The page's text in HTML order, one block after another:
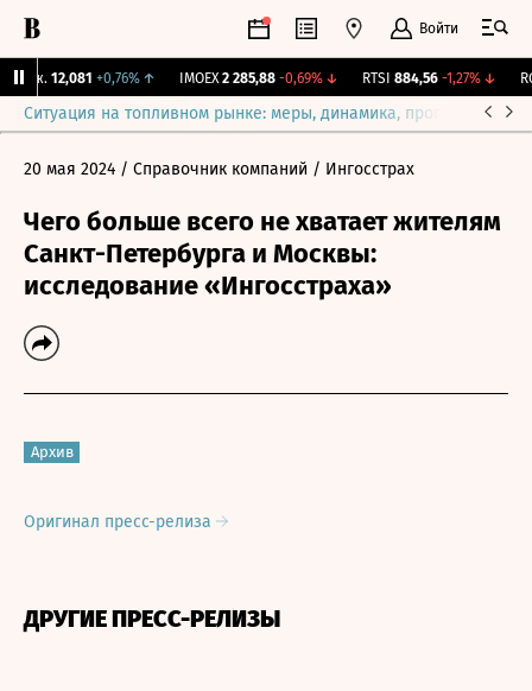
Войти
12,081 +0,76%↑ IMOEX 2 285,88 -0,69%↓ RTSI 884,56 -1,27%↓
Ситуация на топливном рынке: меры, динамика, прогнозы
20 мая 2024 / Справочник компаний / Ингосстрах
Чего больше всего не хватает жителям
Санкт-Петербурга и Москвы:
исследование «Ингосстраха»
Архив
Оригинал пресс-релиза
ДРУГИЕ ПРЕСС-РЕЛИЗЫ